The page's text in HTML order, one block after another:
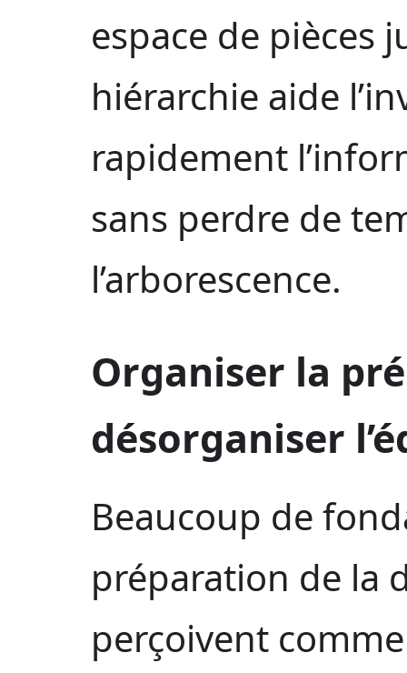
espace de pièces
hiérarchie aide
rapidement
sans perdre de
l’arborescence.
Organiser la
désorganiser
Beaucoup de
préparation de la
perçoivent